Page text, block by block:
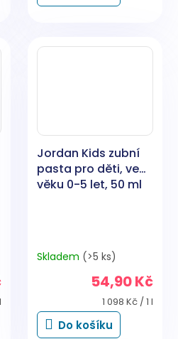
Jordan Kids zubní
pasta pro děti, ve
věku 0-5 let, 50 ml
Skladem (>5 ks)
54,90 Kč
Měrná
cena:
1 098 Kč / 1 l
Do košíku